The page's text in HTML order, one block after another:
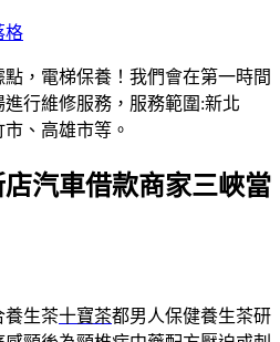
格
，電梯保養！我們會在第一時間
行維修服務，服務範圍:新北
、高雄市等。
汽車借款商家三峽當
養生茶十寶茶都男人保健養生茶研